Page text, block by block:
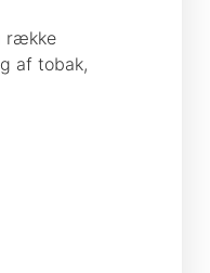
række
af tobak,